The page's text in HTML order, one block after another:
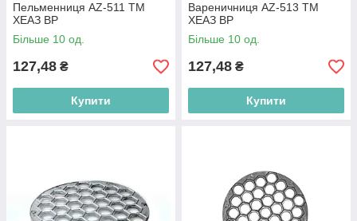
Пельменниця AZ-511 ТМ
ХЕАЗ BP
Більше 10 од.
127,48 ₴
Купити
Вареничниця AZ-513 ТМ
ХЕАЗ BP
Більше 10 од.
127,48 ₴
Купити